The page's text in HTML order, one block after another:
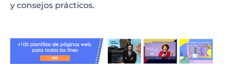
y consejos prácticos.